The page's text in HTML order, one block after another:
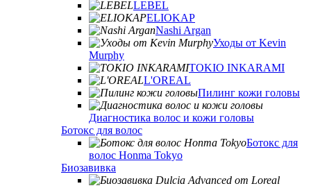
LEBEL
ELIOKAP
Nashi Argan
Уходы от Kevin
Murphy
TOKIO INKARAMI
L'OREAL
Пилинг кожи головы
Диагностика волос и кожи головы
Ботокс для волос
Ботокс для
волос Honma Tokyo
Биозавивка